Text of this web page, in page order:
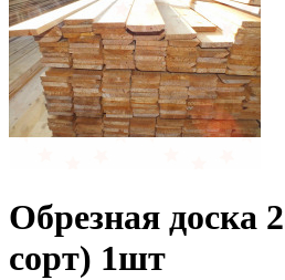
Обрезная доска
сорт) 1шт